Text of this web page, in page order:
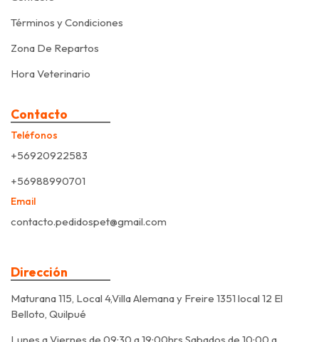
Términos y Condiciones
Zona De Repartos
Hora Veterinario
Contacto
Teléfonos
+56920922583
+56988990701
Email
contacto.pedidospet@gmail.com
Dirección
Maturana 115, Local 4,Villa Alemana y Freire 1351 local 12 El
Belloto, Quilpué